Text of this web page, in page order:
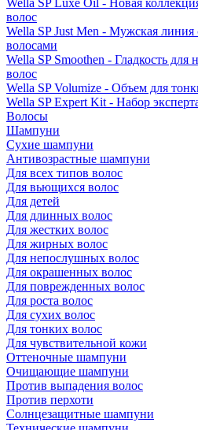
Wella SP Luxe Oil - Новая
волос
Wella SP Just Men - Мужская линия
волосами
Wella SP Smoothen - Гладкость
волос
Wella SP Volumize - Объем для
Wella SP Expert Kit - Набор
Волосы
Шампуни
Сухие шампуни
Антивозрастные шампуни
Для всех типов волос
Для вьющихся волос
Для детей
Для длинных волос
Для жестких волос
Для жирных волос
Для непослушных волос
Для окрашенных волос
Для поврежденных волос
Для роста волос
Для сухих волос
Для тонких волос
Для чувствительной кожи
Оттеночные шампуни
Очищающие шампуни
Против выпадения волос
Против перхоти
Солнцезащитные шампуни